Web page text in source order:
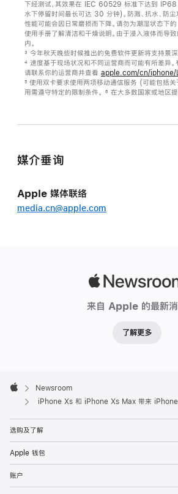
下经测试，其效果在 IEC 60529 标准下达到
水下停留时间最长可达 30 分钟)。防溅、抗水、防尘
性能可能会因日常磨损而下降。请勿为潮湿状态下
使用手册了解清洁和干燥说明。由于浸入液体而导
内。
3 今年秋天晚些时候推出的免费软件更新将支持景深
4 速度基于现场状况和不同运营商而可能有所差异。
请联系你的运营商并查看 apple.com/cn/iphone/
5 使用双卡要求使用两项移动通信服务 (可能包括关
用需遵守特定的限制条件。
6 在大多数国家或地区提
媒介垂询
Apple 媒体联络
media.cn@apple.com
来自 Apple 的最新
了解更多
Footer

Apple
Newsroom
iPhone Xs 和 iPhone Xs Max 带来 iPhone
选购及了解
Apple 钱包
账户